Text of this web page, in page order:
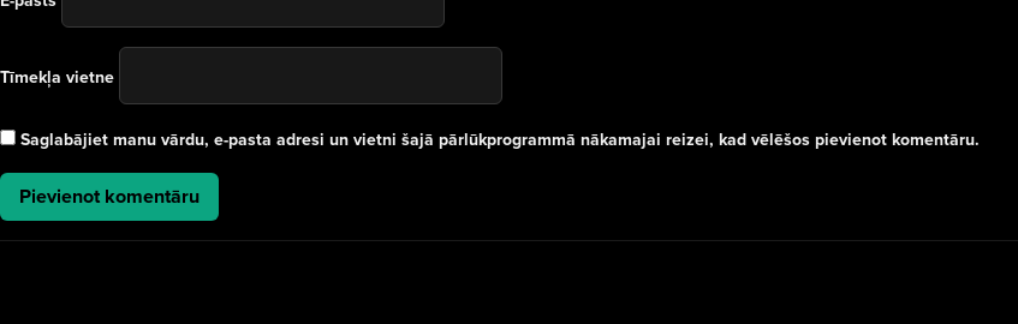
Tīmekļa vietne
Saglabājiet manu vārdu, e-pasta adresi un vietni šajā pārlūkprogrammā nākamajai reizei, kad vēlēšos pievienot komentāru.